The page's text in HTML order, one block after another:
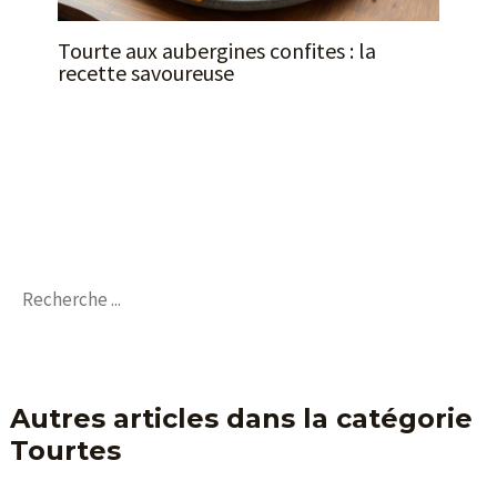
Tourte aux aubergines confites : la
recette savoureuse
Autres articles dans la catégorie
Tourtes